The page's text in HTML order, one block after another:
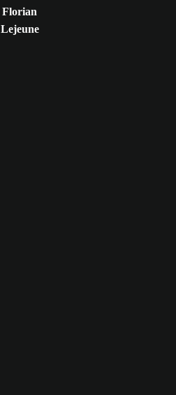
Florian
Lejeune